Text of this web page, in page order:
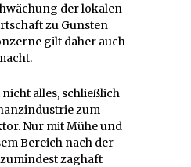
der lokalen
zu Gunsten
gilt daher auch
alles, schließlich
zum
Nur mit Mühe und
Bereich nach der
zaghaft